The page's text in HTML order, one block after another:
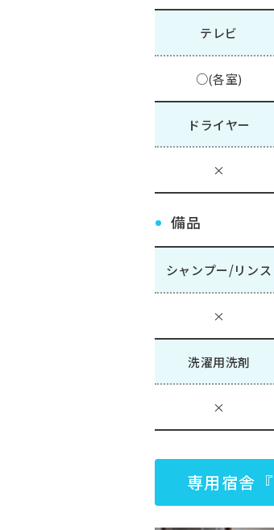
テレビ
○(各室)
ドライヤー
×
備品
シャンプー/リンス
×
洗濯用洗剤
×
専用宿舎